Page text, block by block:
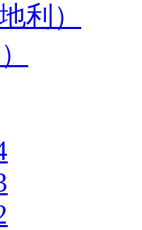
利）